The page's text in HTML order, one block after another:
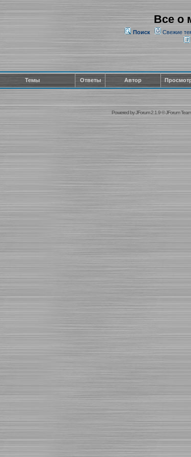
Все о
Поиск Свежие
Темы Ответы Автор
Powered byJForum 2.1.9©JForum Team